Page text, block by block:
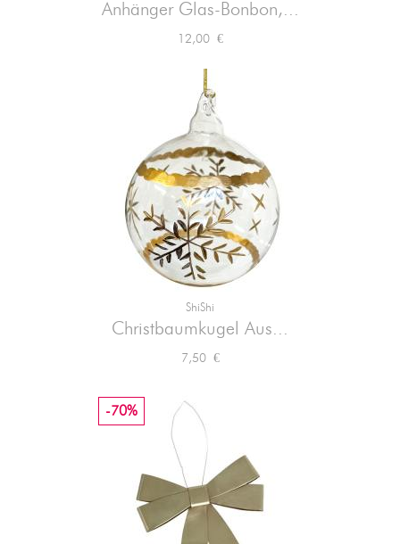
Anhänger Glas-Bonbon,...
Preis
12,00 €
ShiShi
Christbaumkugel Aus...
Preis
7,50 €
-70%